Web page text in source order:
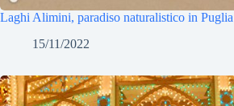
Laghi Alimini, paradiso naturalistico in Puglia
15/11/2022